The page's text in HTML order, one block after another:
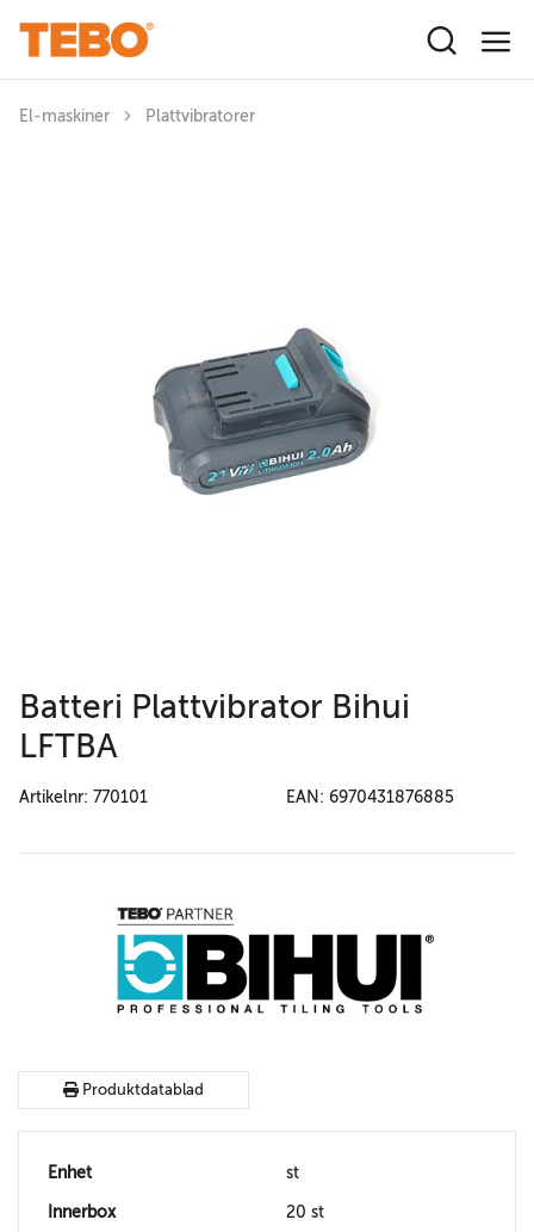
El-maskiner Plattvibratorer
Batteri Plattvibrator Bihui
LFTBA
Artikelnr: 770101 EAN: 6970431876885
Produktdatablad
Enhet st
Innerbox 20 st